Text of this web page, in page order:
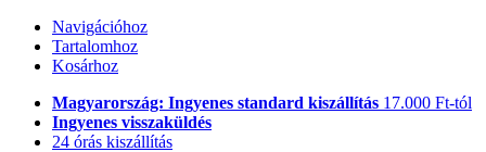
Navigációhoz
Tartalomhoz
Kosárhoz
Magyarország: Ingyenes standard kiszállítás 17.000 Ft-tól
Ingyenes visszaküldés
24 órás kiszállítás